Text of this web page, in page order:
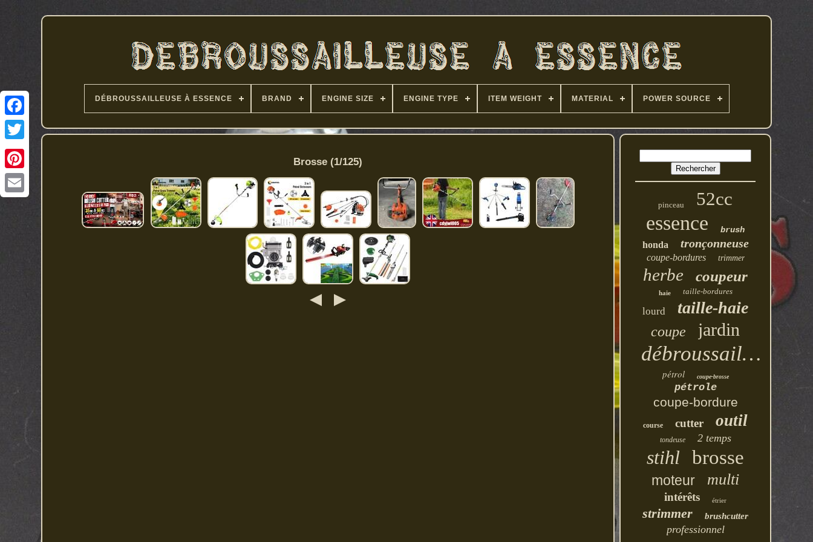
DÉBROUSSAILLEUSE À ESSENCE BRAND ENGINE SIZE ENGINE TYPE ITEM WEIGHT MATERIAL POWER SOURCE
Brosse (1/125)
pinceau 52cc
essence brush
honda tronçonneuse
coupe-bordures trimmer
herbe coupeur
haie taille-bordures
lourd taille-haie
coupe jardin
débroussailleuse
pétrol coupe-brosse
pétrole
coupe-bordure
course cutter outil
tondeuse 2 temps
stihl brosse
moteur multi
intérêts étrier
strimmer brushcutter
professionnel